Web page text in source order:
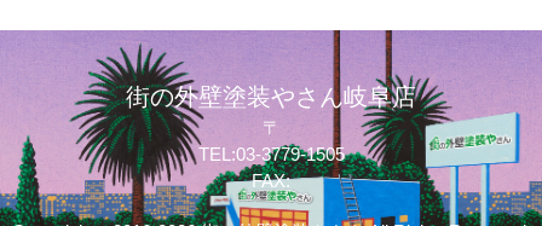
街の外壁塗装やさん岐阜店
〒
TEL:03-3779-1505
FAX: